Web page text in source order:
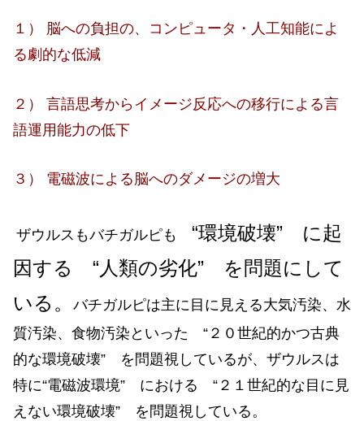
１） 脳への負担の、コンピュータ・人工知能によ
る劇的な低減
２） 言語思考からイメージ反応への移行による言
語運用能力の低下
３） 電磁波による脳へのダメージの増大
ザウルスもバチガルピも “環境破壊” に起
因する “人類の劣化” を問題にして
いる。
バチガルピは主に目に見える大気汚染、水
質汚染、食物汚染といった “２０世紀的かつ古典
的な環境破壊” を問題視しているが、ザウルスは
特に“電磁波環境” における “２１世紀的な目に見
えない環境破壊” を問題視している。